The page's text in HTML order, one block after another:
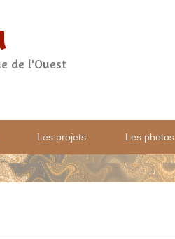
de l'Ouest
Les projets Les photos